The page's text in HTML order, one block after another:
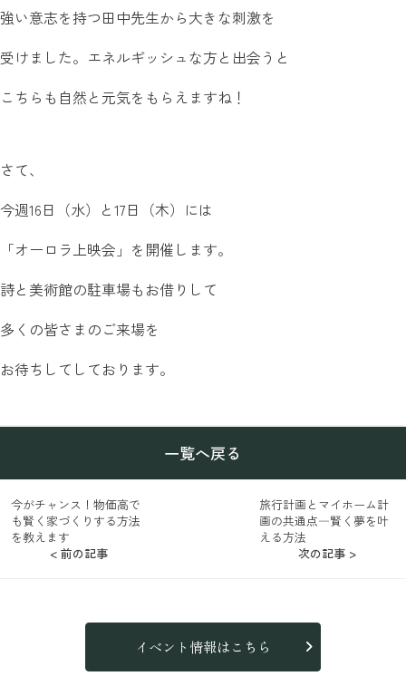
強い意志を持つ田中先生から大きな刺激を
受けました。エネルギッシュな方と出会うと
こちらも自然と元気をもらえますね！
さて、
今週16日（水）と17日（木）には
「オーロラ上映会」を開催します。
詩と美術館の駐車場もお借りして
多くの皆さまのご来場を
お待ちしてしております。
< 前の記事
今がチャンス！物価高で
も賢く家づくりする方法
を教えます
一覧へ戻る
旅行計画とマイホーム計
画の共通点―賢く夢を叶
える方法
次の記事 >
イベント情報はこちら